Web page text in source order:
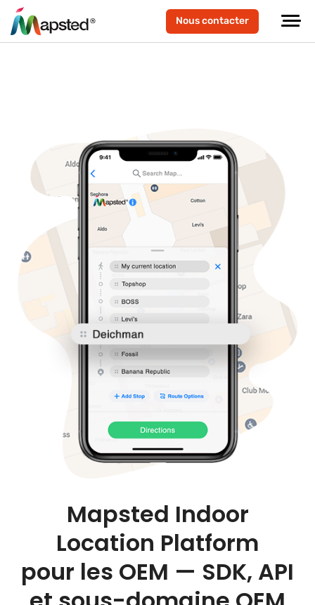
Nous contacter
Mapsted Indoor
Location Platform
pour les OEM — SDK, API